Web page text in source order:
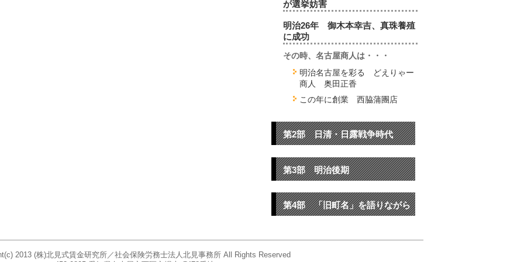
が選挙妨害
明治26年 御木本幸吉、真珠養殖
に成功
その時、名古屋商人は・・・
明治名古屋を彩る どえりゃー
商人 奥田正香
この年に創業 西脇蒲團店
第2部 日清・日露戦争時代
第3部 明治後期
第4部 「旧町名」を語りながら
2013 (株)北見式賃金研究所／社会保険労務士法人北見事務所 All Rights Reserved